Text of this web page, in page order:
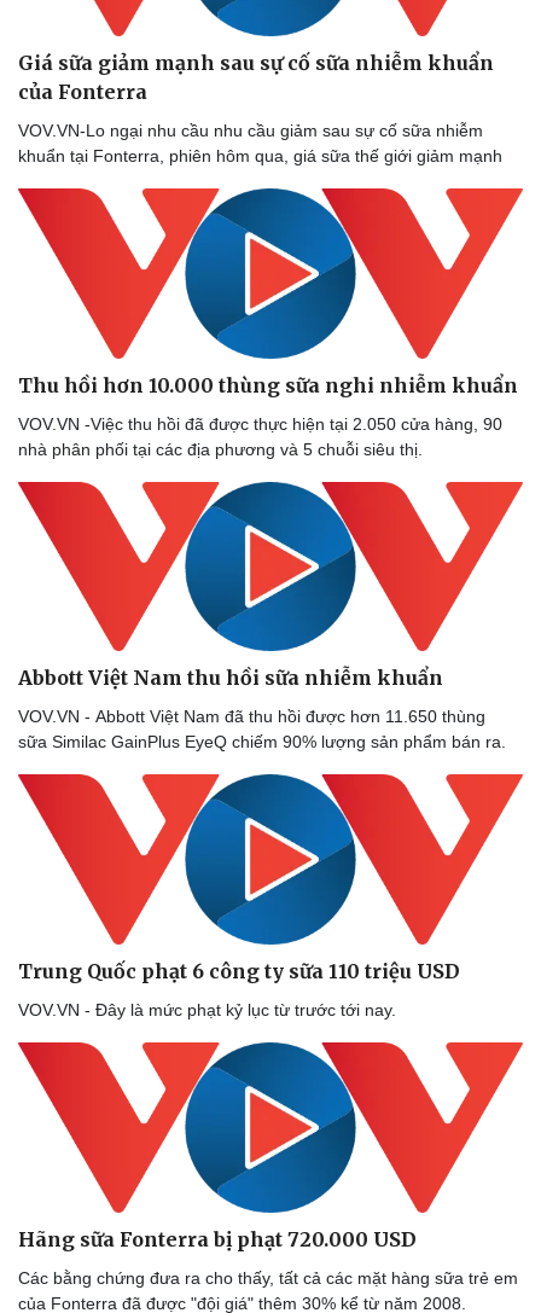
Thông tin doanh nghiệp
Doanh nhân
Vì cộng đồng
Sành điệu
Tin Công nghệ
Trải nghiệm
Chuyển đổi số
Giá sữa giảm mạnh sau sự cố sữa nhiễm khuẩn
của Fonterra
VOV.VN-Lo ngại nhu cầu nhu cầu giảm sau sự cố sữa nhiễm
khuẩn tại Fonterra, phiên hôm qua, giá sữa thế giới giảm mạnh
Thu hồi hơn 10.000 thùng sữa nghi nhiễm khuẩn
VOV.VN -Việc thu hồi đã được thực hiện tại 2.050 cửa hàng, 90
nhà phân phối tại các địa phương và 5 chuỗi siêu thị.
Abbott Việt Nam thu hồi sữa nhiễm khuẩn
VOV.VN - Abbott Việt Nam đã thu hồi được hơn 11.650 thùng
sữa Similac GainPlus EyeQ chiếm 90% lượng sản phẩm bán ra.
Trung Quốc phạt 6 công ty sữa 110 triệu USD
VOV.VN - Đây là mức phạt kỷ lục từ trước tới nay.
Hãng sữa Fonterra bị phạt 720.000 USD
Các bằng chứng đưa ra cho thấy, tất cả các mặt hàng sữa trẻ em
của Fonterra đã được "đội giá" thêm 30% kể từ năm 2008.